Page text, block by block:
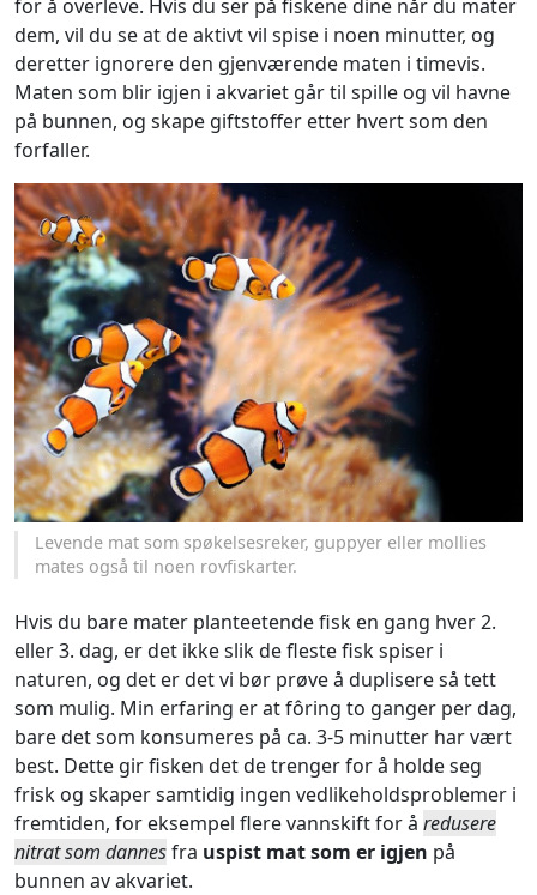
for å overleve. Hvis du ser på fiskene dine når du mater
dem, vil du se at de aktivt vil spise i noen minutter, og
deretter ignorere den gjenværende maten i timevis.
Maten som blir igjen i akvariet går til spille og vil havne
på bunnen, og skape giftstoffer etter hvert som den
forfaller.
Levende mat som spøkelsesreker, guppyer eller mollies
mates også til noen rovfiskarter.
Hvis du bare mater planteetende fisk en gang hver 2.
eller 3. dag, er det ikke slik de fleste fisk spiser i
naturen, og det er det vi bør prøve å duplisere så tett
som mulig. Min erfaring er at fôring to ganger per dag,
bare det som konsumeres på ca. 3-5 minutter har vært
best. Dette gir fisken det de trenger for å holde seg
frisk og skaper samtidig ingen vedlikeholdsproblemer i
fremtiden, for eksempel flere vannskift for å redusere
nitrat som dannesfra uspist mat som er igjen på
bunnen av akvariet.